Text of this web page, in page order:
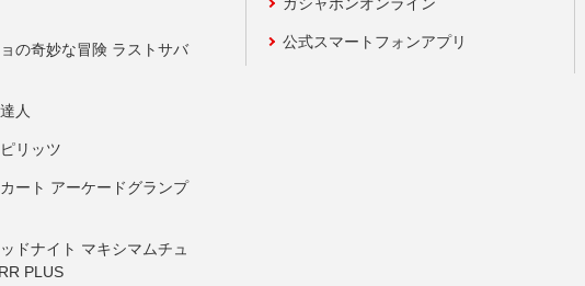
の奇妙な冒険 ラストサバ
人
リッツ
ート アーケードグランプ
ドナイト マキシマムチュ
PLUS
公式スマートフォンアプリ